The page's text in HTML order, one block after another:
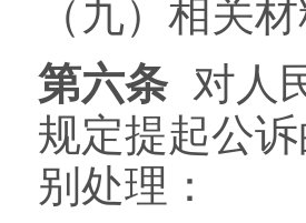
（九）相关
第六条 对人
规定提起公
别处理：